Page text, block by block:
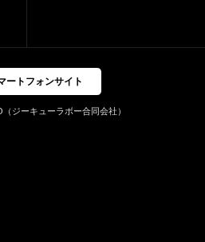
ートフォンサイト
ジーキューラボー合同会社）